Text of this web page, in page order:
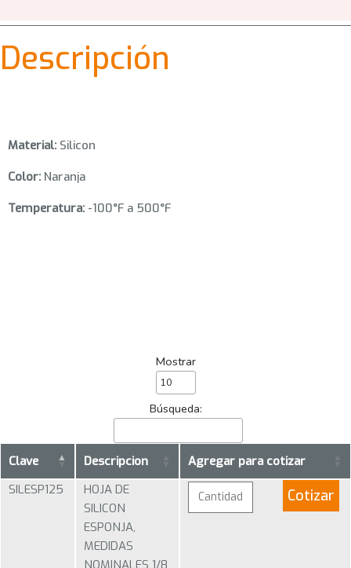
Descripción
Material: Silicon
Color: Naranja
Temperatura: -100°F a 500°F
Mostrar
Búsqueda:
Clave Descripcion
Agregar para cotizar
SILESP125
HOJA DE
SILICON
ESPONJA,
MEDIDAS
Cotizar